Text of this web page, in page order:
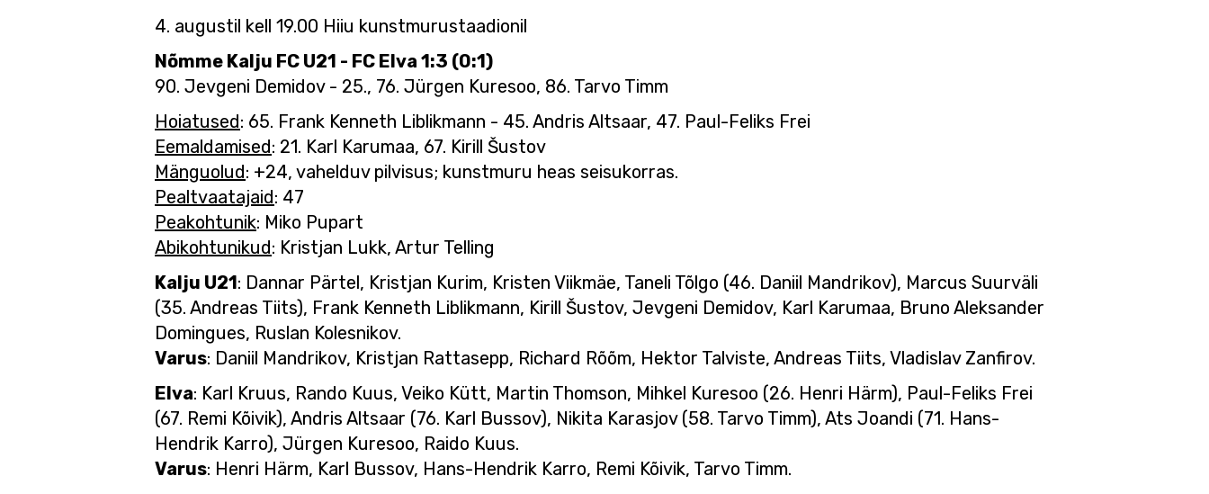
4. augustil kell 19.00 Hiiu kunstmurustaadionil
Nõmme Kalju FC U21 - FC Elva 1:3 (0:1)
90. Jevgeni Demidov - 25., 76. Jürgen Kuresoo, 86. Tarvo Timm
Hoiatused: 65. Frank Kenneth Liblikmann - 45. Andris Altsaar, 47. Paul-Feliks Frei
Eemaldamised: 21. Karl Karumaa, 67. Kirill Šustov
Mänguolud: +24, vahelduv pilvisus; kunstmuru heas seisukorras.
Pealtvaatajaid: 47
Peakohtunik: Miko Pupart
Abikohtunikud: Kristjan Lukk, Artur Telling
Kalju U21: Dannar Pärtel, Kristjan Kurim, Kristen Viikmäe, Taneli Tõlgo (46. Daniil Mandrikov), Marcus Suurväli
(35. Andreas Tiits), Frank Kenneth Liblikmann, Kirill Šustov, Jevgeni Demidov, Karl Karumaa, Bruno Aleksander
Domingues, Ruslan Kolesnikov.
Varus: Daniil Mandrikov, Kristjan Rattasepp, Richard Rõõm, Hektor Talviste, Andreas Tiits, Vladislav Zanfirov.
Elva: Karl Kruus, Rando Kuus, Veiko Kütt, Martin Thomson, Mihkel Kuresoo (26. Henri Härm), Paul-Feliks Frei
(67. Remi Kõivik), Andris Altsaar (76. Karl Bussov), Nikita Karasjov (58. Tarvo Timm), Ats Joandi (71. Hans-
Hendrik Karro), Jürgen Kuresoo, Raido Kuus.
Varus: Henri Härm, Karl Bussov, Hans-Hendrik Karro, Remi Kõivik, Tarvo Timm.